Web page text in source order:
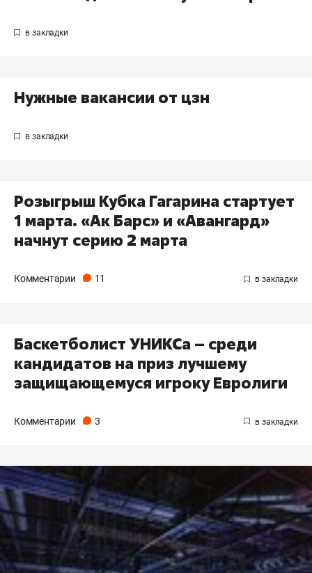
Нужные вакансии от цзн
Розыгрыш Кубка Гагарина стартует
1 марта. «Ак Барс» и «Авангард»
начнут серию 2 марта
Комментарии 11
Баскетболист УНИКСа – среди
кандидатов на приз лучшему
защищающемуся игроку Евролиги
Комментарии 3